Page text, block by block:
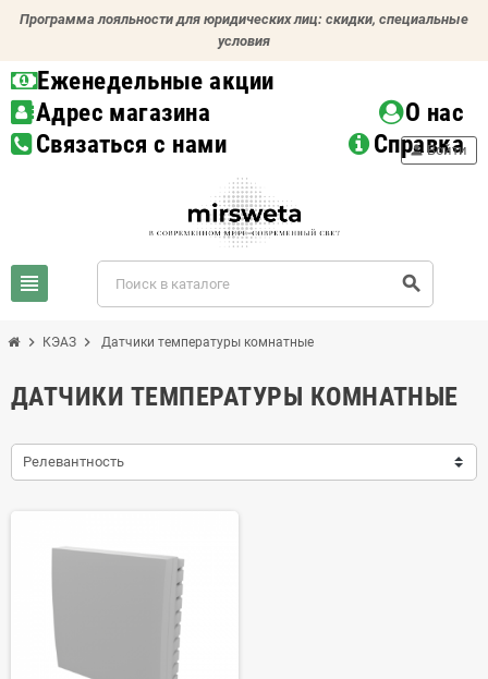
Программа лояльности для юридических лиц: скидки, специальные
условия
Еженедельные акции
Адрес магазина
О нас
Связаться с нами
Справка
view_headline search
person Войти
chevron_right КЭАЗ chevron_right Датчики температуры комнатные
ДАТЧИКИ ТЕМПЕРАТУРЫ КОМНАТНЫЕ
Релевантность